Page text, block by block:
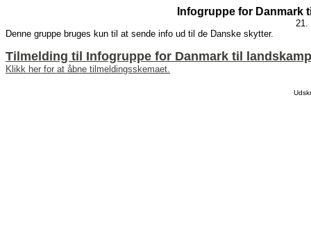
Infogruppe for Danmark
21.
Denne gruppe bruges kun til at sende info ud til de Danske skytter.
Tilmelding til Infogruppe for Danmark til
Klikk her for at åbne tilmeldingsskemaet.